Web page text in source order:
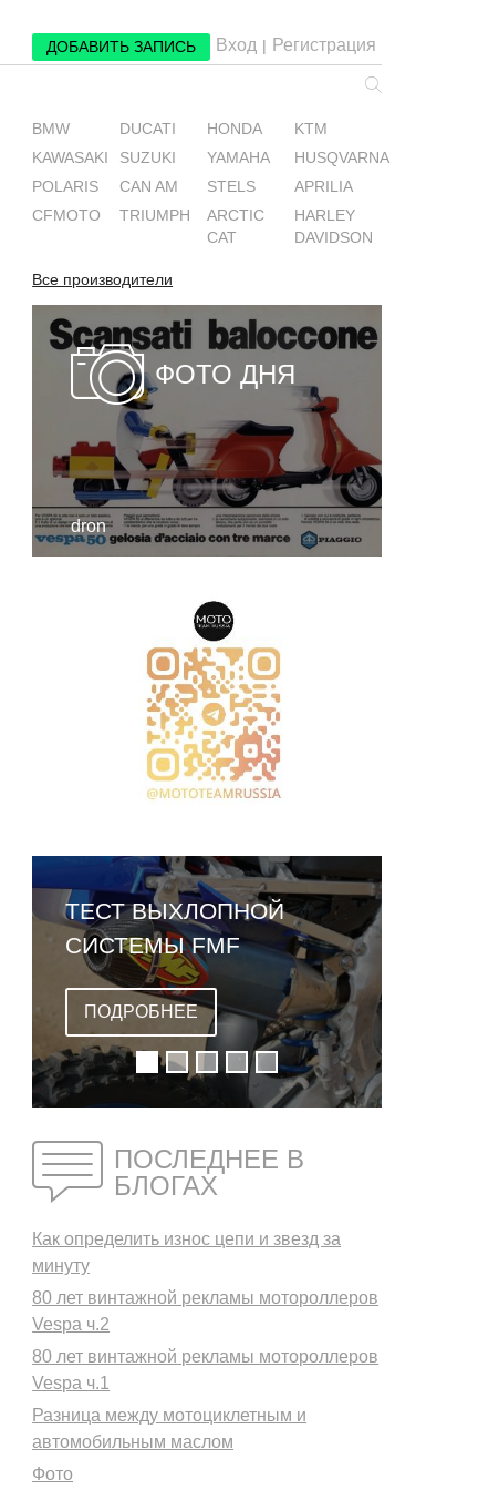
ДОБАВИТЬ ЗАПИСЬ Вход | Регистрация
BMW DUCATI HONDA
KTM
KAWASAKI
SUZUKI YAMAHA
HUSQVARNA
POLARIS
CAN AM STELS
APRILIA
CFMOTO
TRIUMPH
ARCTIC
CAT
HARLEY
DAVIDSON
Все производители
ФОТО ДНЯ
dron
ВЫХЛОПНАЯ СИСТЕМА
AKRAPOVIC EVOLUTION
LINE ДЛЯ YAMAHA
YZ450F 2018
ПОДРОБНЕЕ
ПОСЛЕДНЕЕ В
БЛОГАХ
Как определить износ цепи и звезд за
минуту
80 лет винтажной рекламы мотороллеров
Vespa ч.2
80 лет винтажной рекламы мотороллеров
Vespa ч.1
Разница между мотоциклетным и
автомобильным маслом
Фото